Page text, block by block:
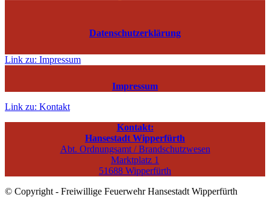
Datenschutzerklärung
Link zu: Impressum
Impressum
Link zu: Kontakt
Kontakt:
Hansestadt Wipperfürth
Abt. Ordnungsamt / Brandschutzwesen
Marktplatz 1
51688 Wipperfürth
© Copyright - Freiwillige Feuerwehr Hansestadt Wipperfürth